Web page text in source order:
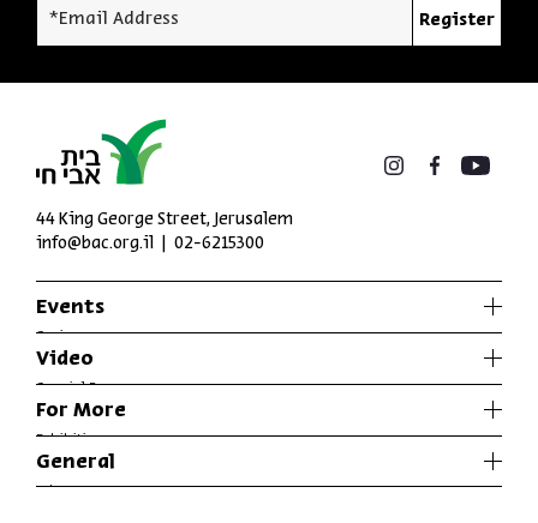
*Email Address Register
Events
Series
Past Programs
Video
Special Programs
Music
For More
Exhibitions
Articles
General
44 King George Street, Jerusalem
info@bac.org.il
02-6215300